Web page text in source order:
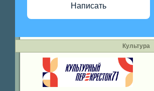
Написать
Культура